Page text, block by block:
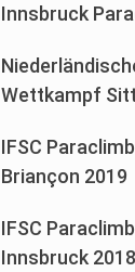
Innsbruck
Wettkampf
IFSC
Briançon 2019
IFSC
Innsbruck 2018